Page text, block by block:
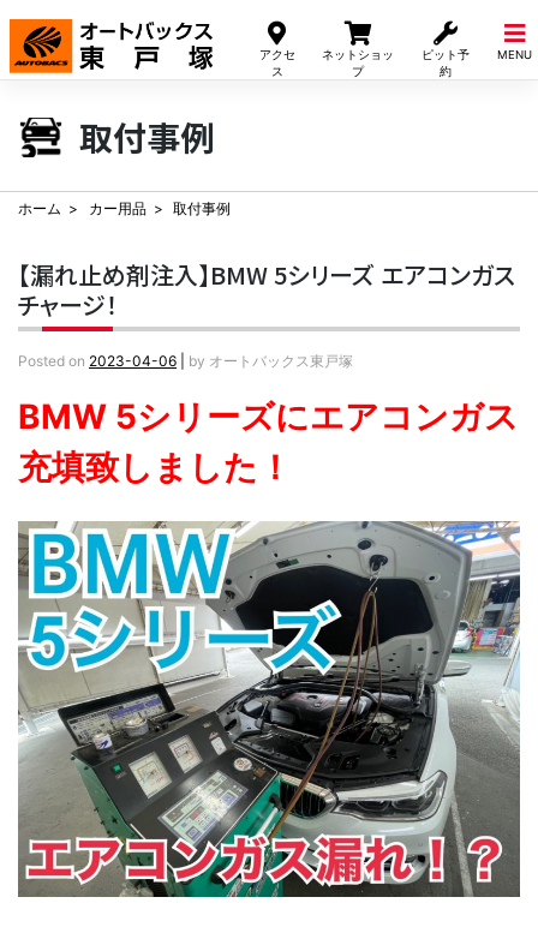
アクセ
ス
ネットショッ
プ
ピット予
約
MENU
Skip
content
取付事例
ホーム カー用品 取付事例
【漏れ止め剤注入】BMW 5シリーズ エアコンガス
チャージ！
Posted on 2023-04-06 by オートバックス東戸塚
BMW 5シリーズにエアコンガス
充填致しました！